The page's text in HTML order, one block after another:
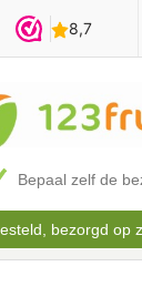
Bepaal zelf de
bezorgd op